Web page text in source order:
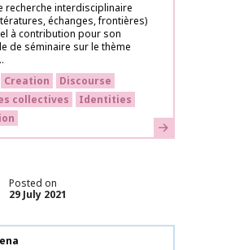
recherche interdisciplinaire
échanges, frontières)
à contribution pour son
de séminaire sur le thème
Creation
Discourse
collectives
Identities
Learn more
Posted on
29 July 2021